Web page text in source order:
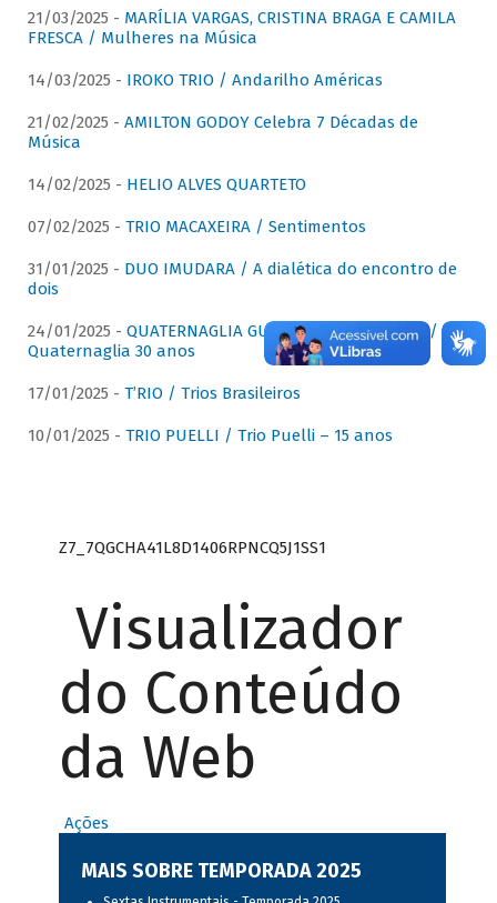
21/03/2025 - MARÍLIA VARGAS, CRISTINA BRAGA E CAMILA
FRESCA / Mulheres na Música
14/03/2025 - IROKO TRIO / Andarilho Américas
21/02/2025 - AMILTON GODOY Celebra 7 Décadas de
Música
14/02/2025 - HELIO ALVES QUARTETO
07/02/2025 - TRIO MACAXEIRA / Sentimentos
31/01/2025 - DUO IMUDARA / A dialética do encontro de
dois
24/01/2025 - QUATERNAGLIA GUITAR QUARTET (QGQ) /
Quaternaglia 30 anos
17/01/2025 - T’RIO / Trios Brasileiros
10/01/2025 - TRIO PUELLI / Trio Puelli – 15 anos
Z7_7QGCHA41L8D1406RPNCQ5J1SS1
Visualizador
do Conteúdo
da Web
Ações
MAIS SOBRE TEMPORADA 2025